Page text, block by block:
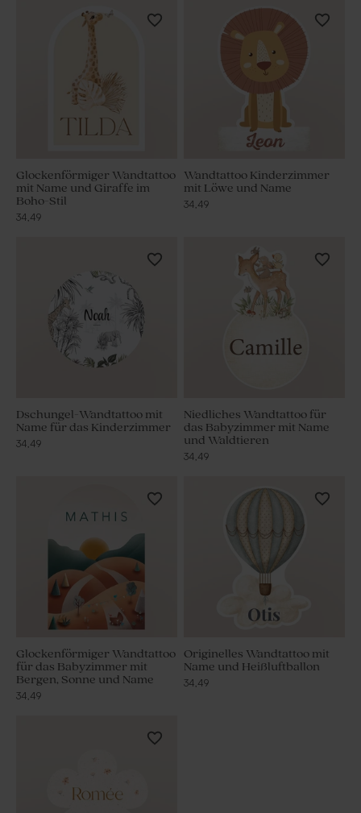
Glockenförmiger Wandtattoo
mit Name und Giraffe im
Boho-Stil
34,49
Wandtattoo Kinderzimmer
mit Löwe und Name
34,49
Dschungel-Wandtattoo mit
Name für das Kinderzimmer
34,49
Niedliches Wandtattoo für
das Babyzimmer mit Name
und Waldtieren
34,49
Glockenförmiger Wandtattoo
für das Babyzimmer mit
Bergen, Sonne und Name
34,49
Originelles Wandtattoo mit
Name und Heißluftballon
34,49